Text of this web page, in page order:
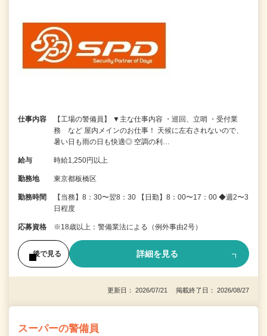
仕事内容
【工場の警備員】 ▼主な仕事内容 ・巡回、立哨 ・受付業
務 など 屋内メインのお仕事！ 天候に左右されないので、
暑い日も雨の日も快適◎ 空調の利…
給与 時給1,250円以上
勤務地 東京都板橋区
勤務時間
【当務】8：30〜翌8：30 【日勤】8：00〜17：00 ◆週2〜3
日程度
応募資格 ※18歳以上：警備業法による（例外事由2号）
後で見る 詳細を見る
更新日： 2026/07/21 掲載終了日： 2026/08/27
スーパーの警備員